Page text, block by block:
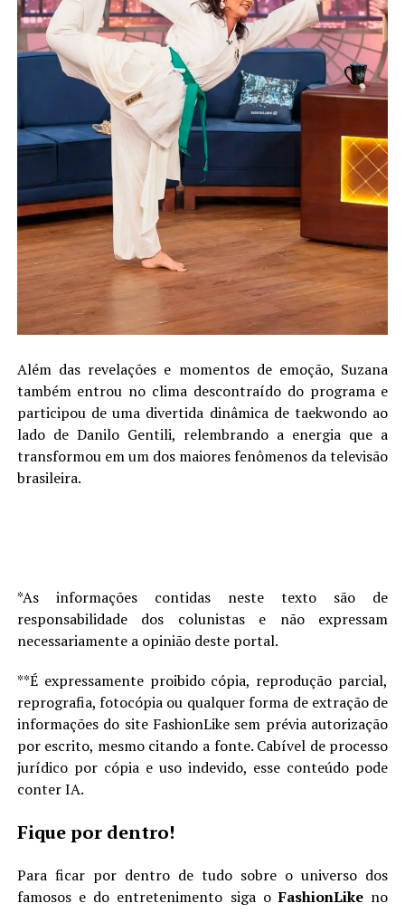
Além das revelações e momentos de emoção, Suzana
também entrou no clima descontraído do programa e
participou de uma divertida dinâmica de taekwondo ao
lado de Danilo Gentili, relembrando a energia que a
transformou em um dos maiores fenômenos da televisão
brasileira.
*As informações contidas neste texto são de
responsabilidade dos colunistas e não expressam
necessariamente a opinião deste portal.
**É expressamente proibido cópia, reprodução parcial,
reprografia, fotocópia ou qualquer forma de extração de
informações do site FashionLike sem prévia autorização
por escrito, mesmo citando a fonte. Cabível de processo
jurídico por cópia e uso indevido, esse conteúdo pode
conter IA.
Fique por dentro!
Para ficar por dentro de tudo sobre o universo dos
famosos e do entretenimento siga oFashionLike no